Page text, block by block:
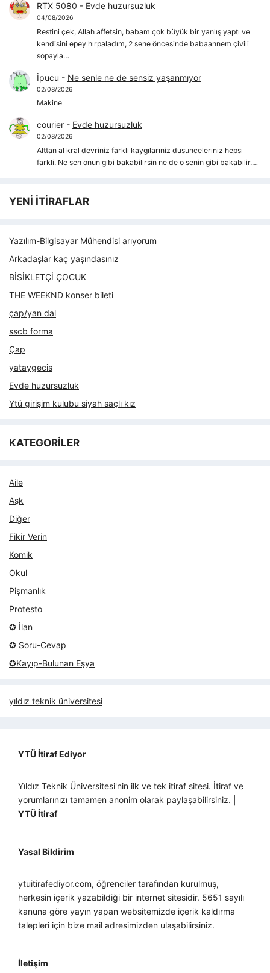
RTX 5080 - Evde huzursuzluk
04/08/2026
Restini çek, Allah affetsin, babam çok büyük bir yanlış yaptı ve
kendisini epey hırpaladım, 2 sene öncesinde babaannem çivili
sopayla…
İpucu - Ne senle ne de sensiz yaşanmıyor
02/08/2026
Makine
courier- Evde huzursuzluk
02/08/2026
Alttan al kral devriniz farkli kaygılarıniz dusunceleriniz hepsi
farkli. Ne sen onun gibi bakabilirsin ne de o senin gibi bakabilir.…
YENİ İTİRAFLAR
Yazılım-Bilgisayar Mühendisi arıyorum
Arkadaşlar kaç yaşındasınız
BİSİKLETÇİ ÇOCUK
THE WEEKND konser bileti
çap/yan dal
sscb forma
Çap
yataygecis
Evde huzursuzluk
Ytü girişim kulubu siyah saçlı kız
KATEGORİLER
Aile
Aşk
Diğer
Fikir Verin
Komik
Okul
Pişmanlık
Protesto
✪ İlan
✪ Soru-Cevap
✪Kayıp-Bulunan Eşya
yıldız teknik üniversitesi
YTÜ İtiraf Ediyor
Yıldız Teknik Üniversitesi'nin ilk ve tek itiraf sitesi. İtiraf ve
yorumlarınızı tamamen anonim olarak paylaşabilirsiniz. |
YTÜ İtiraf
Yasal Bildirim
ytuitirafediyor.com, öğrenciler tarafından kurulmuş,
herkesin içerik yazabildiği bir internet sitesidir. 5651 sayılı
kanuna göre yayın yapan websitemizde içerik kaldırma
talepleri için bize mail adresimizden ulaşabilirsiniz.
İletişim